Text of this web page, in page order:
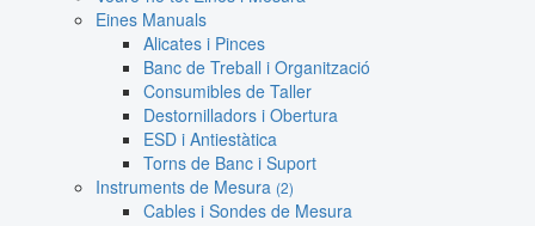
Eines Manuals
Alicates i Pinces
Banc de Treball i Organització
Consumibles de Taller
Destornilladors i Obertura
ESD i Antiestàtica
Torns de Banc i Suport
Instruments de Mesura (2)
Cables i Sondes de Mesura